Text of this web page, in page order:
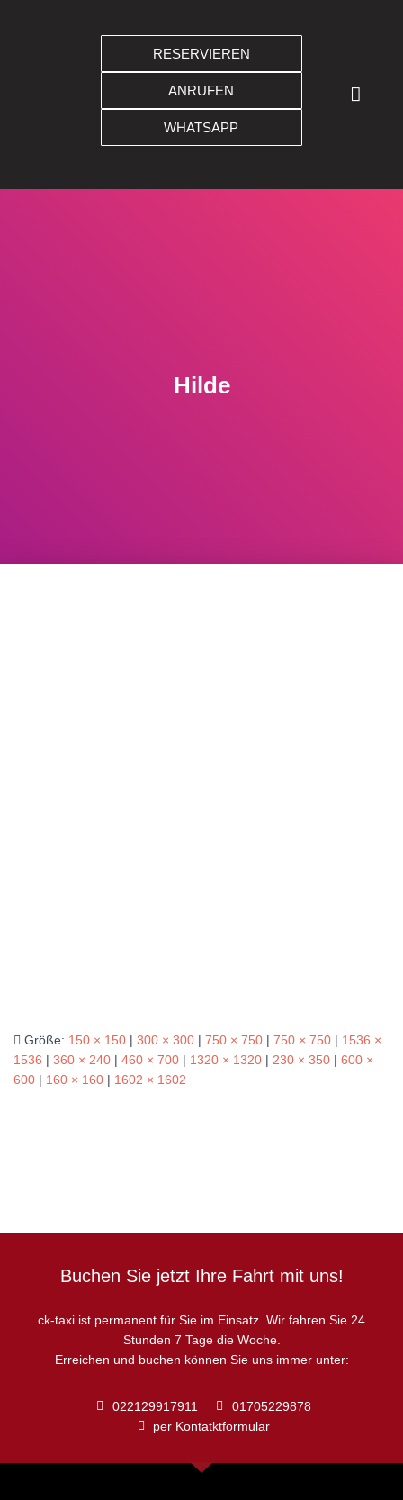
RESERVIEREN
ANRUFEN
WHATSAPP
Hilde
Größe: 150 × 150 | 300 × 300 | 750 × 750 | 750 × 750 | 1536 ×
1536 | 360 × 240 | 460 × 700 | 1320 × 1320 | 230 × 350 | 600 ×
600 | 160 × 160 | 1602 × 1602
Buchen Sie jetzt Ihre Fahrt mit uns!
ck-taxi ist permanent für Sie im Einsatz. Wir fahren Sie 24
Stunden 7 Tage die Woche.
Erreichen und buchen können Sie uns immer unter:
022129917911
01705229878
per Kontatktformular